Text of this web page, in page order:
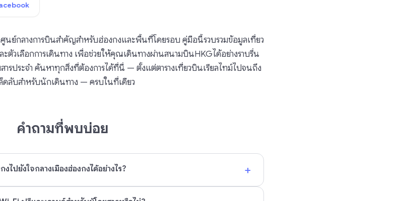
นย์กลางการบินสำคัญสำหรับฮ่องกงและพื้นที่โดยรอบ คู่มือนี้รวบรวมข้อมูลเที่ยว
ตัวเลือกการเดินทาง เพื่อช่วยให้คุณเดินทางผ่านสนามบินHKGได้อย่างราบรื่น
ารประจำ ค้นหาทุกสิ่งที่ต้องการได้ที่นี่ — ตั้งแต่ตารางเที่ยวบินเรียลไทม์ไปจนถึง
ดลับสำหรับนักเดินทาง — ครบในที่เดียว
คำถามที่พบบ่อย
ไปยังใจกลางเมืองฮ่องกงได้อย่างไร? +